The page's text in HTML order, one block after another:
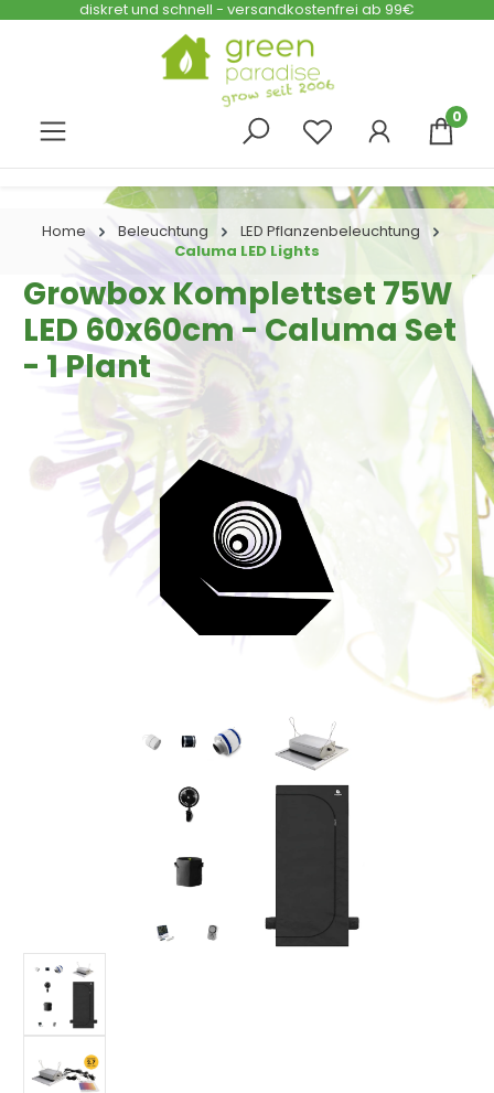
Zum Hauptinhalt springen
diskret und schnell - versandkostenfrei ab 99€
0
Home Beleuchtung
LED Pflanzenbeleuchtung
Caluma LED Lights
Growbox Komplettset 75W
LED 60x60cm - Caluma Set
- 1 Plant